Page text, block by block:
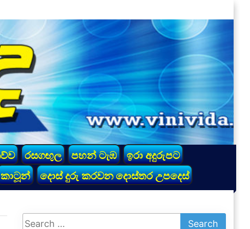
රසගඟුල පහන් ටැඹ
ඉරා අදුරුපට
කාටූන් දොස් දුරු කරවන දොස්තර උපදෙස්